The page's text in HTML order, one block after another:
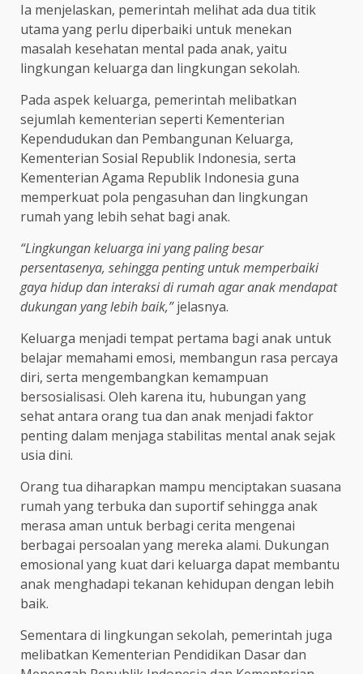
Ia menjelaskan, pemerintah melihat ada dua titik
utama yang perlu diperbaiki untuk menekan
masalah kesehatan mental pada anak, yaitu
lingkungan keluarga dan lingkungan sekolah.
Pada aspek keluarga, pemerintah melibatkan
sejumlah kementerian seperti Kementerian
Kependudukan dan Pembangunan Keluarga,
Kementerian Sosial Republik Indonesia, serta
Kementerian Agama Republik Indonesia guna
memperkuat pola pengasuhan dan lingkungan
rumah yang lebih sehat bagi anak.
“Lingkungan keluarga ini yang paling besar
persentasenya, sehingga penting untuk memperbaiki
gaya hidup dan interaksi di rumah agar anak mendapat
dukungan yang lebih baik,”jelasnya.
Keluarga menjadi tempat pertama bagi anak untuk
belajar memahami emosi, membangun rasa percaya
diri, serta mengembangkan kemampuan
bersosialisasi. Oleh karena itu, hubungan yang
sehat antara orang tua dan anak menjadi faktor
penting dalam menjaga stabilitas mental anak sejak
usia dini.
Orang tua diharapkan mampu menciptakan suasana
rumah yang terbuka dan suportif sehingga anak
merasa aman untuk berbagi cerita mengenai
berbagai persoalan yang mereka alami. Dukungan
emosional yang kuat dari keluarga dapat membantu
anak menghadapi tekanan kehidupan dengan lebih
baik.
Sementara di lingkungan sekolah, pemerintah juga
melibatkan Kementerian Pendidikan Dasar dan